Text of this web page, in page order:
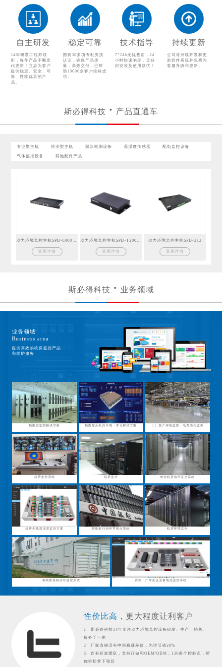
温湿度传感器
配电监控设备
气体监控设备
其他配件产品
自主研发
14年研发工程师领
衔，每年产品不断迭
代更新！立志为客户
提供稳定、安全、可
靠、性能优异的产
品。
稳定可靠
拥有30多项专利资质
认证，确保产品质
量，高效交付，已帮
助10000余客户投标成
功。
技术指导
7*24h无忧售后，24
小时快速响应，无任
何安装及使用烦忧！
持续更新
公司将持续开发和更
新软件系统并免费为
客服升级和更新。
斯必得科技 产品直通车
专业型主机 经济型主机 漏水检测设备 温湿度传感器 配电监控设备
气体监控设备 其他配件产品
查看详情 查看详情
动力环境监控主机SPD-212
查看详情
斯必得科技 业务领域
业务领域
Business area
提供高效的机房监控产品
和维护服务
档案室监控解决方案 档案馆及机房环境一体化解决方案 工厂生产用电监控、电力能耗监测
机房监控系统 机房监控 电信机房动环监控系统
机房无线温湿度监控方案 智能银行动环可视化系统 机房环境监控
储能集装箱动环监控系统 案例：广东某企业蓄电池监控系统
性价比高， 更大程度让利客户
1、斯必得科技14年专注动力环境监控设备研发、生产、销售、
服务于一体
2、厂家直销没有中间商赚差价，为你节省30%
3、自有研发团队，支持订做和OEM/ODM；130多个控标点，帮
你轻松拿下项目